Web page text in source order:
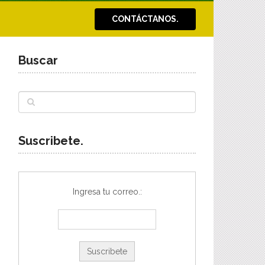
CONTÁCTANOS.
Buscar
Suscribete.
Ingresa tu correo.: